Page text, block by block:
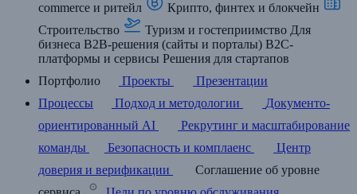
commerce и ритейл
Крипто, финтех и блокчейн
Строительство
Туризм и гостеприимство Для
бизнеса B2B-решения (сайты и порталы) B2C-
платформы и сервисы Решения для стартапов
Портфолио
Проекты
Презентации
Процессы
Подход и методологии
Документо-
ориентированный AI
Рекрутинг и масштабирование
команды
Безопасность и комплаенс
Центр
доверия и верификации
Соглашение об уровне